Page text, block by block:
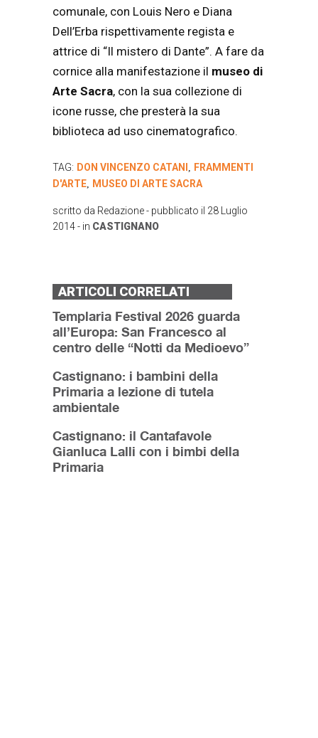
comunale, con Louis Nero e Diana
Dell’Erba rispettivamente regista e
attrice di “Il mistero di Dante”. A fare da
cornice alla manifestazione il museo di
Arte Sacra, con la sua collezione di
icone russe, che presterà la sua
biblioteca ad uso cinematografico.
TAG: DON VINCENZO CATANI
FRAMMENTI
D'ARTE
MUSEO DI ARTE SACRA
scritto da Redazione- pubblicato il 28 Luglio
2014- in CASTIGNANO
ARTICOLI CORRELATI
Templaria Festival 2026 guarda
all’Europa: San Francesco al
centro delle “Notti da Medioevo”
Castignano: i bambini della
Primaria a lezione di tutela
ambientale
Castignano: il Cantafavole
Gianluca Lalli con i bimbi della
Primaria